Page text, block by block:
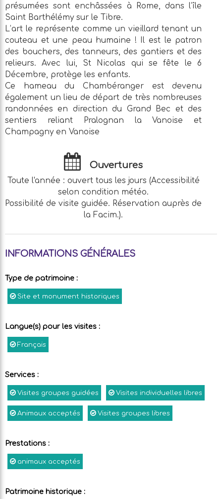
présumées sont enchâssées à Rome, dans l’île
Saint Barthélémy sur le Tibre.
L’art le représente comme un vieillard tenant un
couteau et une peau humaine ! Il est le patron
des bouchers, des tanneurs, des gantiers et des
relieurs. Avec lui, St Nicolas qui se fête le 6
Décembre, protège les enfants.
Ce hameau du Chambéranger est devenu
également un lieu de départ de très nombreuses
randonnées en direction du Grand Bec et des
sentiers reliant Pralognan la Vanoise et
Champagny en Vanoise
Ouvertures
Toute l'année : ouvert tous les jours (Accessibilité
selon condition météo.
Possibilité de visite guidée. Réservation auprès de
la Facim.).
INFORMATIONS GÉNÉRALES
Type de patrimoine :
Site et monument historiques
Langue(s) pour les visites :
Français
Services :
Visites groupes guidées Visites individuelles libres
Animaux acceptés Visites groupes libres
Prestations :
animaux acceptés
Patrimoine historique :